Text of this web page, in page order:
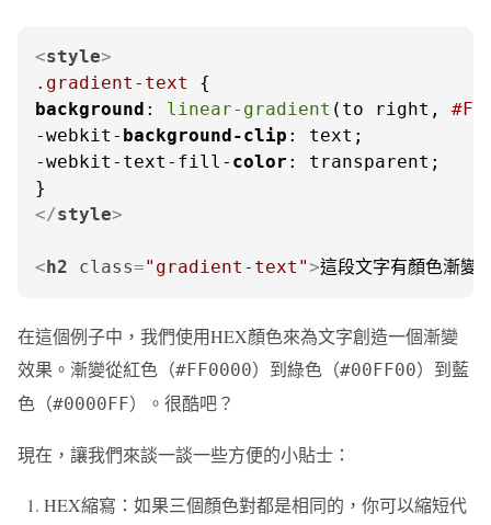
<style>
.gradient-text
background : linear-gradient (to right,
-webkit- background-clip : text;
-webkit-text-fill- color : transparent;
</style>
<h2 class="gradient-text">這段文字有顏色漸變
在這個例子中，我們使用HEX顏色來為文字創造一個漸變
效果。漸變從紅色（#FF0000）到綠色（#00FF00）到藍
色（#0000FF）。很酷吧？
現在，讓我們來談一談一些方便的小貼士：
HEX縮寫：如果三個顏色對都是相同的，你可以縮短代